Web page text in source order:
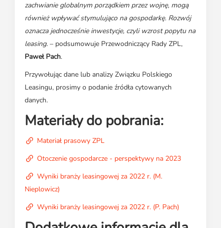
zachwianie globalnym porządkiem przez wojnę, mogą
również wpływać stymulująco na gospodarkę. Rozwój
oznacza jednocześnie inwestycje, czyli wzrost popytu na
leasing. – podsumowuje Przewodniczący Rady ZPL,
Paweł Pach.
Przywołując dane lub analizy Związku Polskiego
Leasingu, prosimy o podanie źródła cytowanych
danych.
Materiały do pobrania:
Materiał prasowy ZPL
Otoczenie gospodarcze - perspektywy na 2023
Wyniki branży leasingowej za 2022 r. (M.
Nieplowicz)
Wyniki branży leasingowej za 2022 r. (P. Pach)